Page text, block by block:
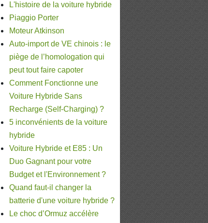
L'histoire de la voiture hybride
Piaggio Porter
Moteur Atkinson
Auto-import de VE chinois : le
piège de l’homologation qui
peut tout faire capoter
Comment Fonctionne une
Voiture Hybride Sans
Recharge (Self-Charging) ?
5 inconvénients de la voiture
hybride
Voiture Hybride et E85 : Un
Duo Gagnant pour votre
Budget et l'Environnement ?
Quand faut-il changer la
batterie d'une voiture hybride ?
Le choc d’Ormuz accélère